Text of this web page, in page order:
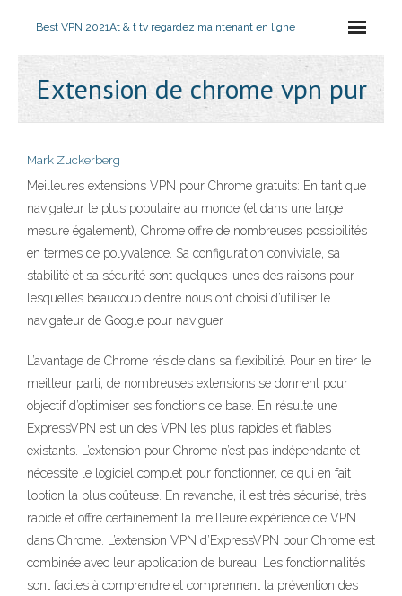
Best VPN 2021At & t tv regardez maintenant en ligne
Extension de chrome vpn pur
Mark Zuckerberg
Meilleures extensions VPN pour Chrome gratuits: En tant que
navigateur le plus populaire au monde (et dans une large
mesure également), Chrome offre de nombreuses possibilités
en termes de polyvalence. Sa configuration conviviale, sa
stabilité et sa sécurité sont quelques-unes des raisons pour
lesquelles beaucoup d’entre nous ont choisi d’utiliser le
navigateur de Google pour naviguer
L’avantage de Chrome réside dans sa flexibilité. Pour en tirer le
meilleur parti, de nombreuses extensions se donnent pour
objectif d’optimiser ses fonctions de base. En résulte une
ExpressVPN est un des VPN les plus rapides et fiables
existants. L’extension pour Chrome n’est pas indépendante et
nécessite le logiciel complet pour fonctionner, ce qui en fait
l’option la plus coûteuse. En revanche, il est très sécurisé, très
rapide et offre certainement la meilleure expérience de VPN
dans Chrome. L’extension VPN d’ExpressVPN pour Chrome est
combinée avec leur application de bureau. Les fonctionnalités
sont faciles à comprendre et comprennent la prévention des